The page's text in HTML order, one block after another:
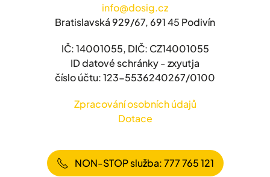
info@dosig.cz
Bratislavská 929/67, 691 45 Podivín
IČ: 14001055, DIČ: CZ14001055
ID datové schránky - zxyutja
číslo účtu: 123-5536240267/0100
Zpracování osobních údajů
Dotace
NON-STOP služba: 777 765 121